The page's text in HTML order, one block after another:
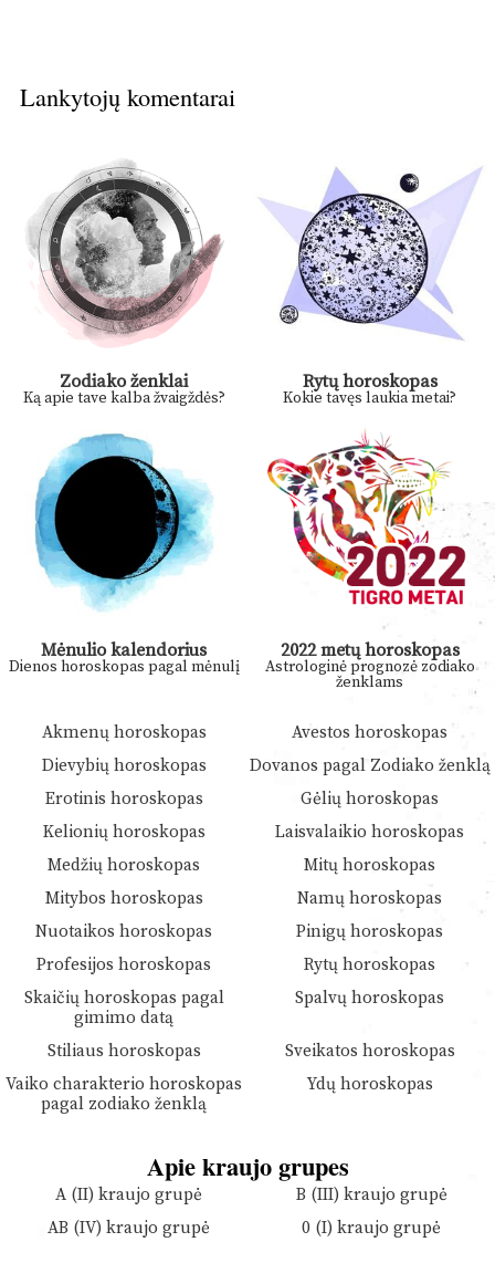
Lankytojų komentarai
Zodiako ženklai
Ką apie tave kalba žvaigždės?
Rytų horoskopas
Kokie tavęs laukia metai?
Mėnulio kalendorius
Dienos horoskopas pagal mėnulį
2022 metų horoskopas
Astrologinė prognozė zodiako
ženklams
Akmenų horoskopas
Avestos horoskopas
Dievybių horoskopas
Dovanos pagal Zodiako ženklą
Erotinis horoskopas
Gėlių horoskopas
Kelionių horoskopas
Laisvalaikio horoskopas
Medžių horoskopas
Mitų horoskopas
Mitybos horoskopas
Namų horoskopas
Nuotaikos horoskopas
Pinigų horoskopas
Profesijos horoskopas
Rytų horoskopas
Skaičių horoskopas pagal
gimimo datą
Spalvų horoskopas
Stiliaus horoskopas
Sveikatos horoskopas
Vaiko charakterio horoskopas
pagal zodiako ženklą
Ydų horoskopas
Apie kraujo grupes
A (II) kraujo grupė
B (III) kraujo grupė
AB (IV) kraujo grupė
0 (I) kraujo grupė